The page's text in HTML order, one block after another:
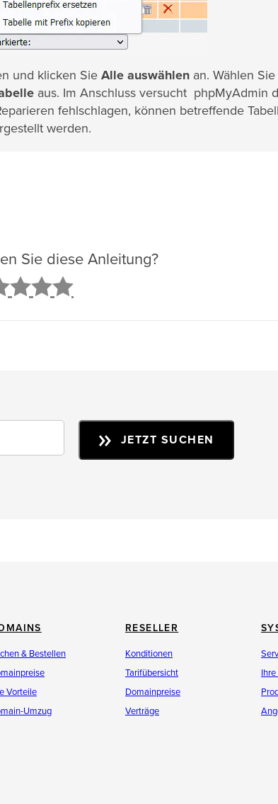
und klicken Sie Alle auswählen an. Wählen Sie
aus. Im Anschluss versucht phpMyAdmin
fehlschlagen, können betreffende
werden.
Sie diese Anleitung?
JETZT SUCHEN
& Bestellen
Vorteile
Umzug
RESELLER
Konditionen
Tarifübersicht
Domainpreise
Verträge